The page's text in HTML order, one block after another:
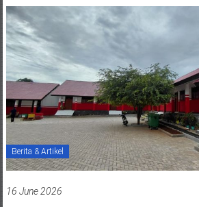
Berita & Artikel
16 June 2026